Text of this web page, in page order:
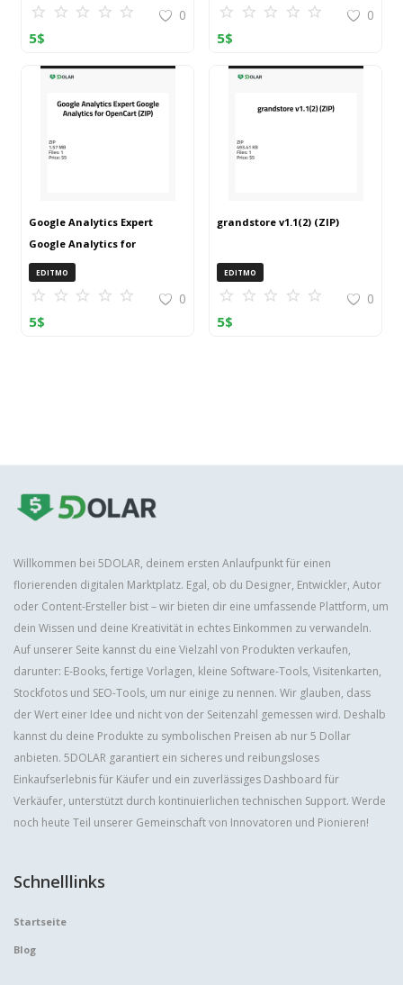
0
5$
0
5$
Google Analytics Expert
Google Analytics for
OpenCart (ZIP)
EDITMO
0
5$
grandstore v1.1(2) (ZIP)
EDITMO
0
5$
Willkommen bei 5DOLAR, deinem ersten Anlaufpunkt für einen
florierenden digitalen Marktplatz. Egal, ob du Designer, Entwickler, Autor
oder Content-Ersteller bist – wir bieten dir eine umfassende Plattform, um
dein Wissen und deine Kreativität in echtes Einkommen zu verwandeln.
Auf unserer Seite kannst du eine Vielzahl von Produkten verkaufen,
darunter: E-Books, fertige Vorlagen, kleine Software-Tools, Visitenkarten,
Stockfotos und SEO-Tools, um nur einige zu nennen. Wir glauben, dass
der Wert einer Idee und nicht von der Seitenzahl gemessen wird. Deshalb
kannst du deine Produkte zu symbolischen Preisen ab nur 5 Dollar
anbieten. 5DOLAR garantiert ein sicheres und reibungsloses
Einkaufserlebnis für Käufer und ein zuverlässiges Dashboard für
Verkäufer, unterstützt durch kontinuierlichen technischen Support. Werde
noch heute Teil unserer Gemeinschaft von Innovatoren und Pionieren!
Schnelllinks
Startseite
Blog